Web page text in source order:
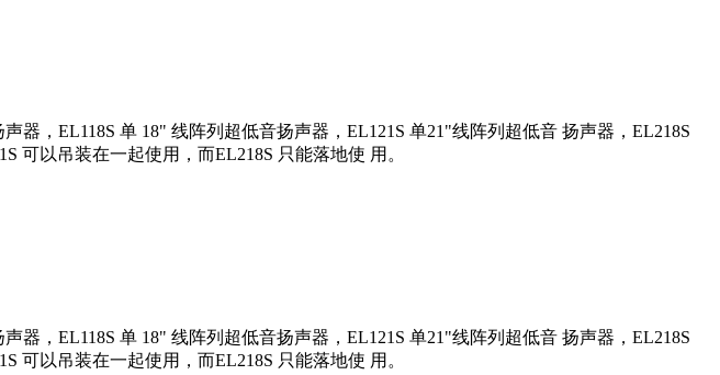
，EL118S 单 18" 线阵列超低音扬声器，EL121S 单21"线阵列超低音 扬声器，EL218S
可以吊装在一起使用，而EL218S 只能落地使 用。
，EL118S 单 18" 线阵列超低音扬声器，EL121S 单21"线阵列超低音 扬声器，EL218S
可以吊装在一起使用，而EL218S 只能落地使 用。